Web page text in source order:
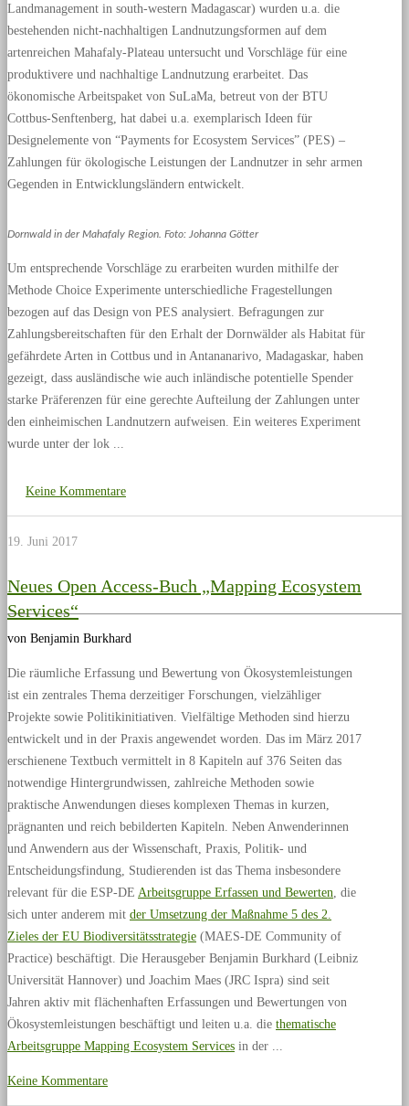
Landmanagement in south-western Madagascar) wurden u.a. die
bestehenden nicht-nachhaltigen Landnutzungsformen auf dem
artenreichen Mahafaly-Plateau untersucht und Vorschläge für eine
produktivere und nachhaltige Landnutzung erarbeitet. Das
ökonomische Arbeitspaket von SuLaMa, betreut von der BTU
Cottbus-Senftenberg, hat dabei u.a. exemplarisch Ideen für
Designelemente von “Payments for Ecosystem Services” (PES) –
Zahlungen für ökologische Leistungen der Landnutzer in sehr armen
Gegenden in Entwicklungsländern entwickelt.
Dornwald in der Mahafaly Region. Foto: Johanna Götter
Um entsprechende Vorschläge zu erarbeiten wurden mithilfe der
Methode Choice Experimente unterschiedliche Fragestellungen
bezogen auf das Design von PES analysiert. Befragungen zur
Zahlungsbereitschaften für den Erhalt der Dornwälder als Habitat für
gefährdete Arten in Cottbus und in Antananarivo, Madagaskar, haben
gezeigt, dass ausländische wie auch inländische potentielle Spender
starke Präferenzen für eine gerechte Aufteilung der Zahlungen unter
den einheimischen Landnutzern aufweisen. Ein weiteres Experiment
wurde unter der lok
Keine Kommentare
19. Juni 2017
Neues Open Access-Buch „Mapping Ecosystem
Services“
von Benjamin Burkhard
Die räumliche Erfassung und Bewertung von Ökosystemleistungen
ist ein zentrales Thema derzeitiger Forschungen, vielzähliger
Projekte sowie Politikinitiativen. Vielfältige Methoden sind hierzu
entwickelt und in der Praxis angewendet worden. Das im März 2017
erschienene Textbuch vermittelt in 8 Kapiteln auf 376 Seiten das
notwendige Hintergrundwissen, zahlreiche Methoden sowie
praktische Anwendungen dieses komplexen Themas in kurzen,
prägnanten und reich bebilderten Kapiteln. Neben Anwenderinnen
und Anwendern aus der Wissenschaft, Praxis, Politik- und
Entscheidungsfindung, Studierenden ist das Thema insbesondere
relevant für die ESP-DE Arbeitsgruppe Erfassen und Bewerten, die
sich unter anderem mit der Umsetzung der Maßnahme 5 des 2.
Zieles der EU Biodiversitätsstrategie (MAES-DE Community of
Practice) beschäftigt. Die Herausgeber Benjamin Burkhard (Leibniz
Universität Hannover) und Joachim Maes (JRC Ispra) sind seit
Jahren aktiv mit flächenhaften Erfassungen und Bewertungen von
Ökosystemleistungen beschäftigt und leiten u.a. die thematische
Arbeitsgruppe Mapping Ecosystem Services in der
Keine Kommentare